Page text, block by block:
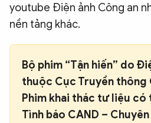
youtube Điện ảnh Công an
nền tảng khác.
Bộ phim “Tận hiến” do
thuộc Cục Truyền thông
Phim khai thác tư liệu
Tình báo CAND –